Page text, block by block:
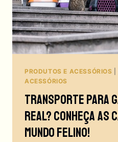
PRODUTOS E ACESSÓRIOS |
ACESSÓRIOS
Transporte Para
Real? Conheça As
Mundo Felino!